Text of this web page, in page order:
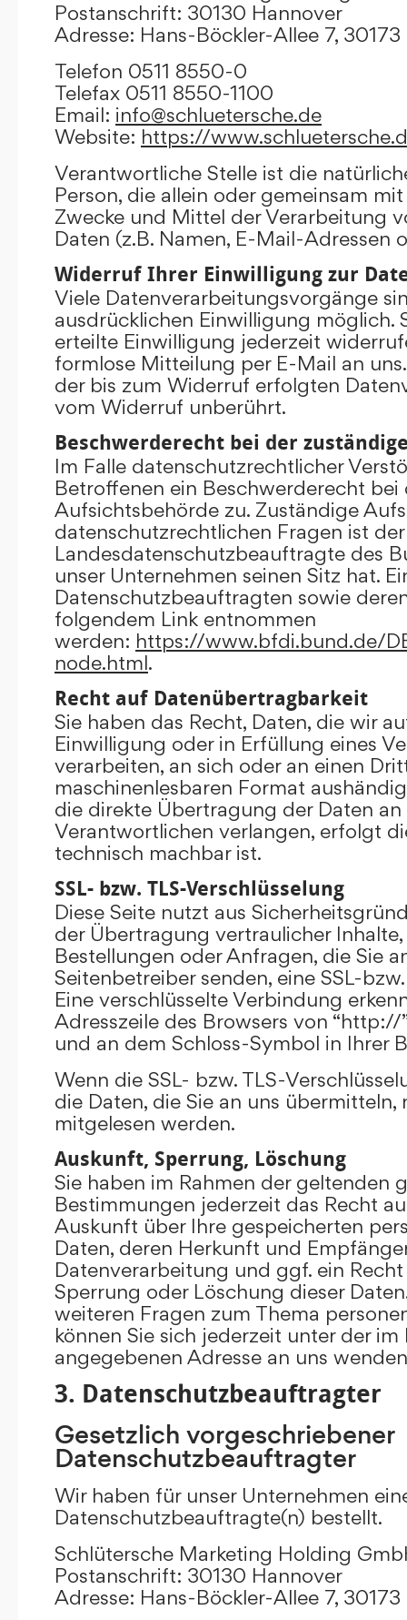
Postanschrift: 30130 Hannover
Adresse: Hans-Böckler-Allee 7,
Telefon 0511 8550-0
Telefax 0511 8550-1100
Email: info@schluetersche.de
Website: https://
Verantwortliche Stelle ist die
Person, die allein oder gemeinsam
Zwecke und Mittel der Verarbeitung
Daten (z.B. Namen, E-Mail-Adressen
Widerruf Ihrer Einwilligung zur
Viele Datenverarbeitungsvorgänge
ausdrücklichen Einwilligung möglich.
erteilte Einwilligung jederzeit
formlose Mitteilung per E-Mail an
der bis zum Widerruf erfolgten
vom Widerruf unberührt.
Beschwerderecht bei der
Im Falle datenschutzrechtlicher
Betroffenen ein Beschwerderecht bei
Aufsichtsbehörde zu. Zuständige
datenschutzrechtlichen Fragen ist der
Landesdatenschutzbeauftragte des
unser Unternehmen seinen Sitz hat.
Datenschutzbeauftragten sowie
folgendem Link entnommen
werden: https://www.bfdi.bund.de/
node.html.
Recht auf Datenübertragbarkeit
Sie haben das Recht, Daten, die wir
Einwilligung oder in Erfüllung eines
verarbeiten, an sich oder an einen
maschinenlesbaren Format
die direkte Übertragung der Daten
Verantwortlichen verlangen, erfolgt
technisch machbar ist.
SSL- bzw. TLS-Verschlüsselung
Diese Seite nutzt aus
der Übertragung vertraulicher
Bestellungen oder Anfragen, die Sie
Seitenbetreiber senden, eine SSL-
Eine verschlüsselte Verbindung
Adresszeile des Browsers von
und an dem Schloss-Symbol in Ihrer
Wenn die SSL- bzw. TLS-
die Daten, die Sie an uns
mitgelesen werden.
Auskunft, Sperrung, Löschung
Sie haben im Rahmen der geltenden
Bestimmungen jederzeit das Recht
Auskunft über Ihre gespeicherten
Daten, deren Herkunft und
Datenverarbeitung und ggf. ein
Sperrung oder Löschung dieser
weiteren Fragen zum Thema
können Sie sich jederzeit unter der im
angegebenen Adresse an uns
3. Datenschutzbeauftragter
Gesetzlich vorgeschriebener
Datenschutzbeauftragter
Wir haben für unser Unternehmen
Datenschutzbeauftragte(n) bestellt.
Schlütersche Marketing Holding
Postanschrift: 30130 Hannover
Adresse: Hans-Böckler-Allee 7,